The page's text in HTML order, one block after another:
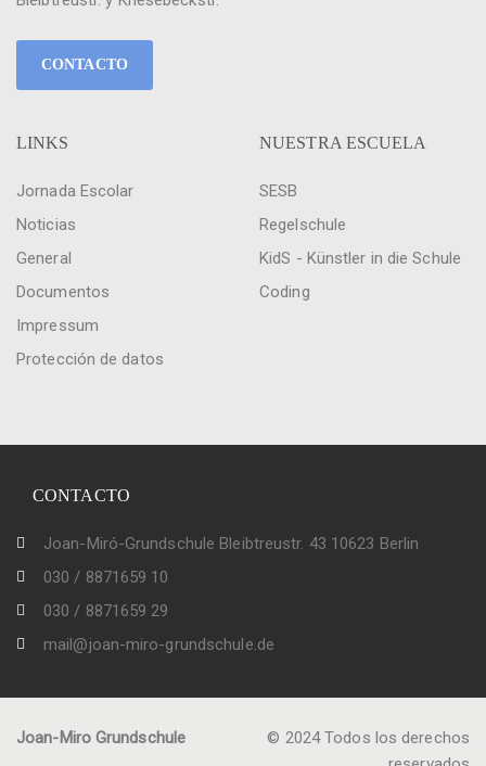
CONTACTO
LINKS
Jornada Escolar
Noticias
General
Documentos
Impressum
Protección de datos
NUESTRA ESCUELA
SESB
Regelschule
KidS - Künstler in die Schule
Coding
CONTACTO
Joan-Miró-Grundschule Bleibtreustr. 43 10623 Berlin
030 / 8871659 10
030 / 8871659 29
mail@joan-miro-grundschule.de
Joan-Miro Grundschule
© 2024 Todos los derechos